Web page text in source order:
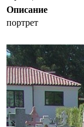
Описание
портрет